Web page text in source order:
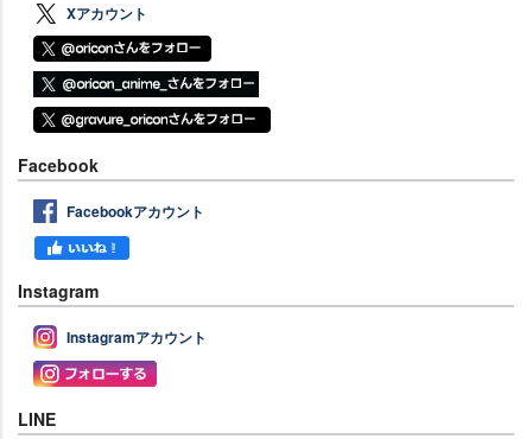
Xアカウント
Facebook
Facebookアカウント
Instagram
Instagramアカウント
LINE